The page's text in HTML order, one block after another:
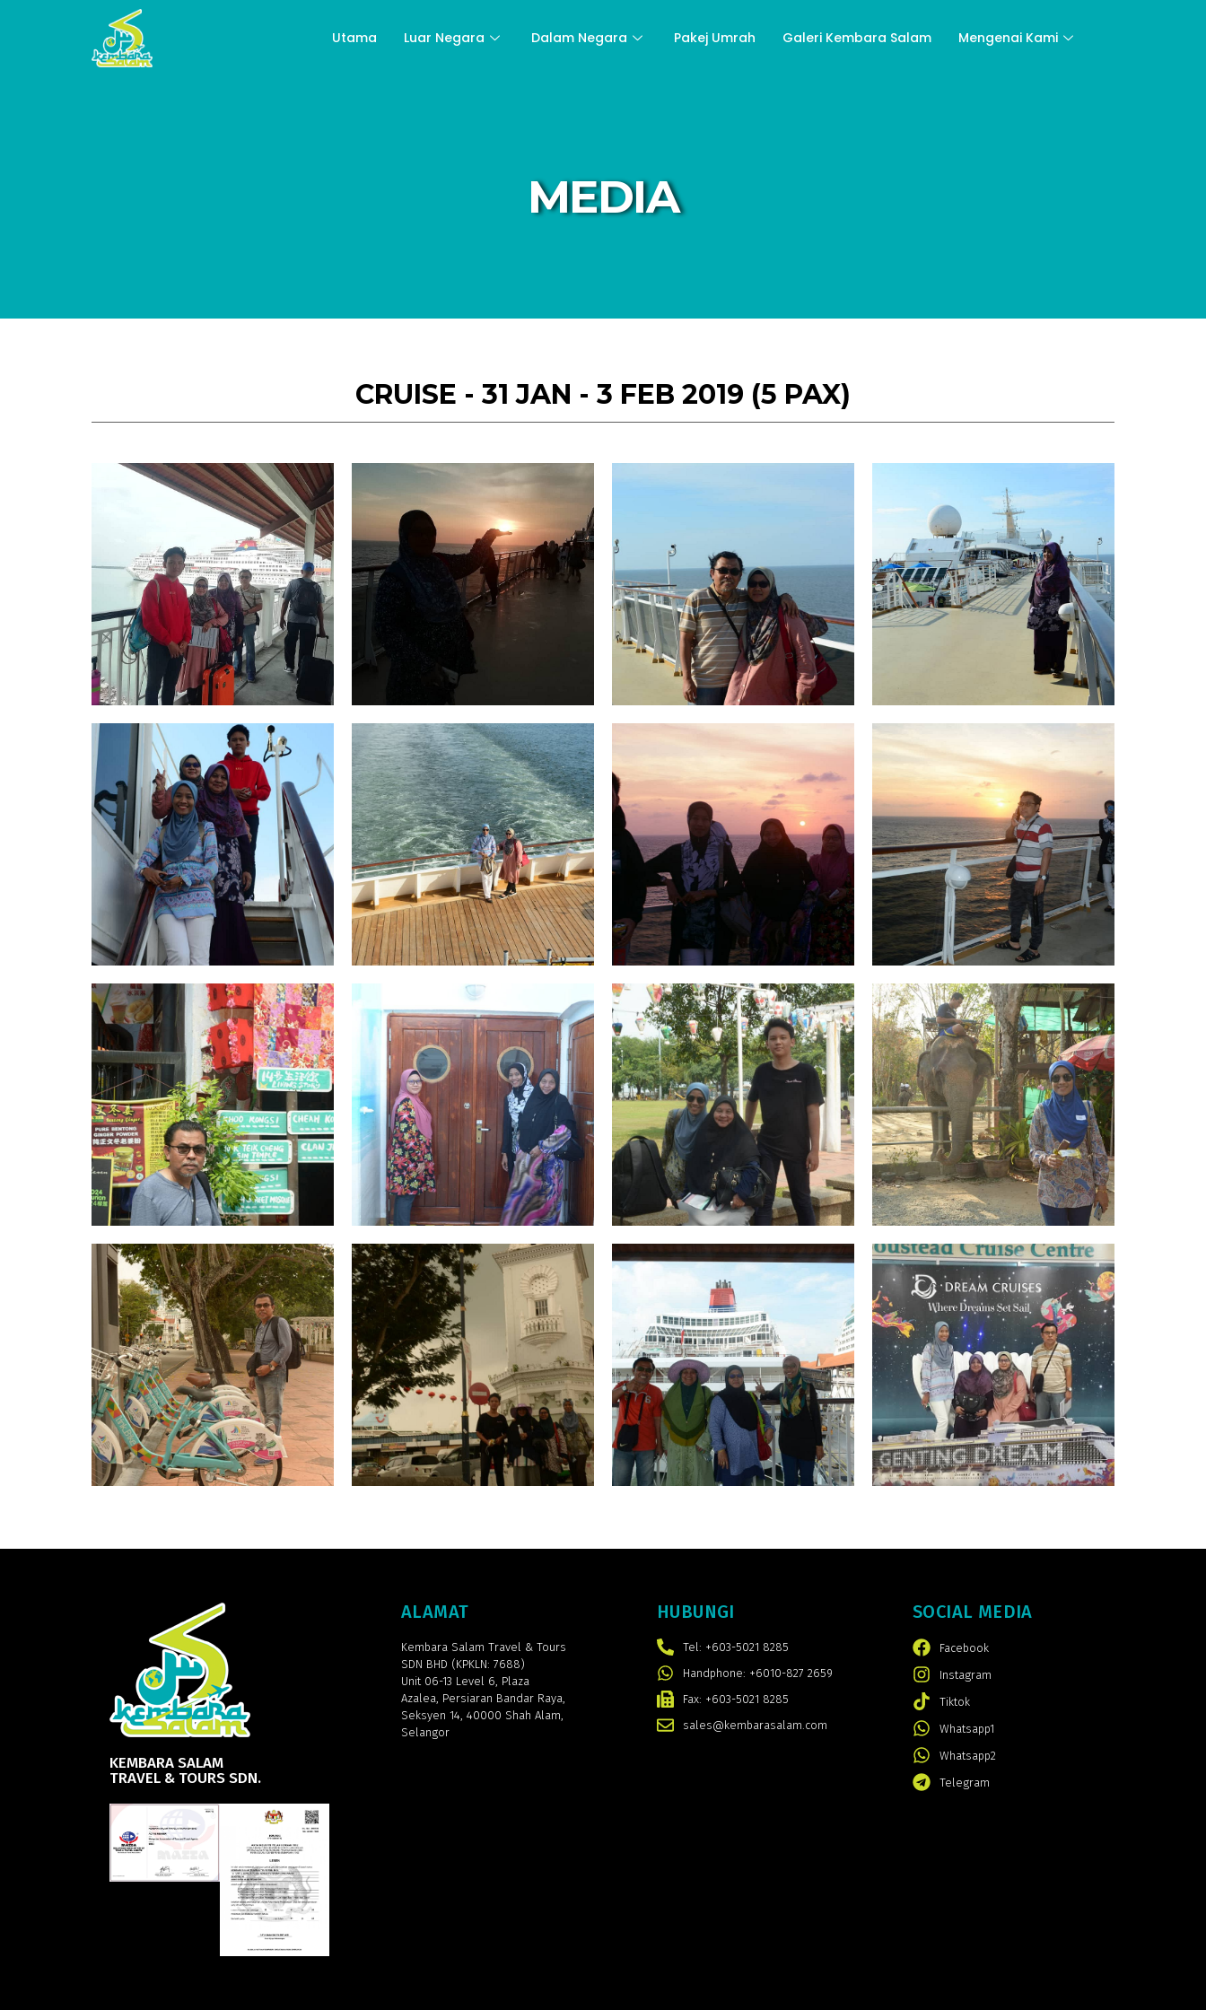
Utama Luar Negara Dalam Negara Pakej Umrah Galeri Kembara Salam Mengenai Kami
MEDIA
CRUISE - 31 JAN - 3 FEB 2019 (5 PAX)
KEMBARA SALAM
TRAVEL & TOURS SDN.
ALAMAT
Kembara Salam Travel & Tours
SDN BHD (KPKLN: 7688)
Unit 06-13 Level 6, Plaza
Azalea, Persiaran Bandar Raya,
Seksyen 14, 40000 Shah Alam,
Selangor
HUBUNGI
Tel: +603-5021 8285
Handphone: +6010-827 2659
Fax: +603-5021 8285
sales@kembarasalam.com
SOCIAL MEDIA
Facebook
Instagram
Tiktok
Whatsapp1
Whatsapp2
Telegram